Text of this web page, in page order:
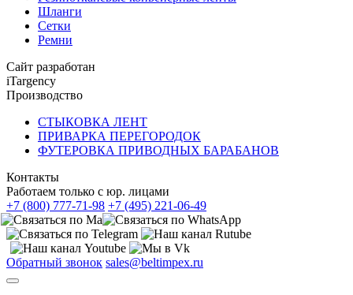
Шланги
Сетки
Ремни
Сайт разработан
iTargency
Производство
СТЫКОВКА ЛЕНТ
ПРИВАРКА ПЕРЕГОРОДОК
ФУТЕРОВКА ПРИВОДНЫХ БАРАБАНОВ
Контакты
Работаем только с юр. лицами
+7 (800) 777-71-98 +7 (495) 221-06-49
Обратный звонок sales@beltimpex.ru